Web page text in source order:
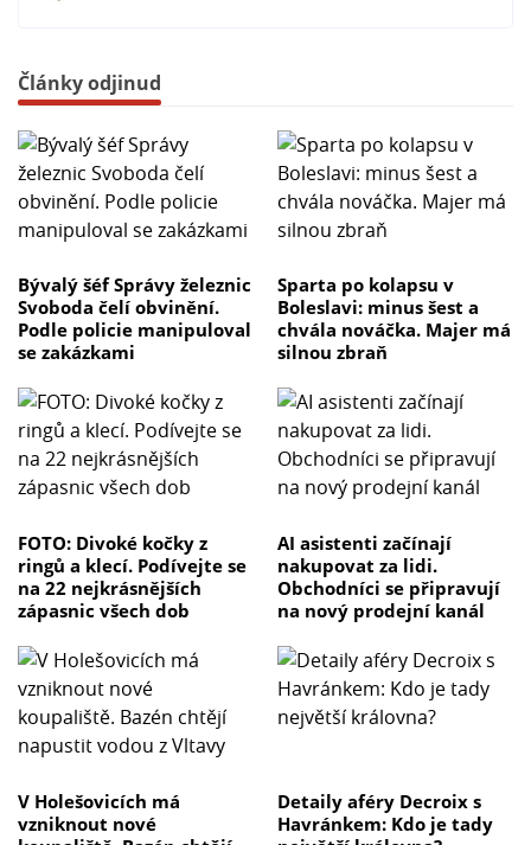
Články odjinud
Bývalý šéf Správy železnic
Svoboda čelí obvinění.
Podle policie manipuloval
se zakázkami
Sparta po kolapsu v
Boleslavi: minus šest a
chvála nováčka. Majer má
silnou zbraň
FOTO: Divoké kočky z
ringů a klecí. Podívejte se
na 22 nejkrásnějších
zápasnic všech dob
AI asistenti začínají
nakupovat za lidi.
Obchodníci se připravují
na nový prodejní kanál
V Holešovicích má
vzniknout nové
Detaily aféry Decroix s
Havránkem: Kdo je tady